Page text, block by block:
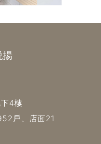
揚
4樓
戶、店面21